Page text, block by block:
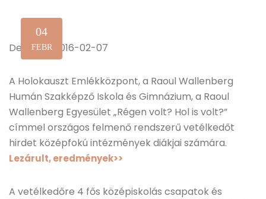
04
FEBR
Deadline: 2016-02-07
A Holokauszt Emlékközpont, a Raoul Wallenberg
Humán Szakképző Iskola és Gimnázium, a Raoul
Wallenberg Egyesület „Régen volt? Hol is volt?”
címmel országos felmenő rendszerű vetélkedőt
hirdet középfokú intézmények diákjai számára.
Lezárult, eredmények>>
A vetélkedőre 4 fős középiskolás csapatok és